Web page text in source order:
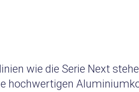
wie die Serie Next
hochwertigen